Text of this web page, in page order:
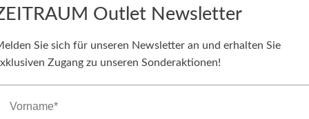
Zahlungsmittel
Downloads
Outlet Newsletter
Sie sich für unseren Newsletter an und erhalten Sie
Zugang zu unseren Sonderaktionen!